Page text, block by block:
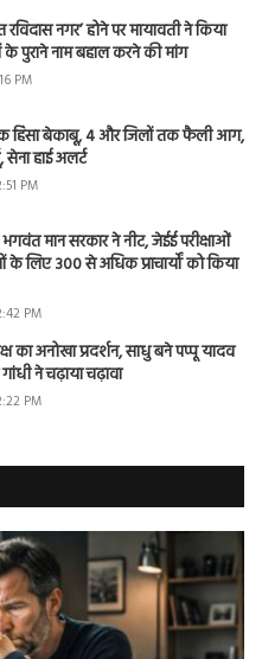
नगर’ होने पर मायावती ने किया
पुराने नाम बहाल करने की मांग
PM
हिंसा बेकाबू, 4 और जिलों तक फैली आग,
हाई अलर्ट
PM
भगवंत मान सरकार ने नीट, जेईई परीक्षाओं
के लिए 300 से अधिक प्राचार्यों को किया
PM
का अनोखा प्रदर्शन, साधु बने पप्पू यादव
ने चढ़ाया चढ़ावा
PM